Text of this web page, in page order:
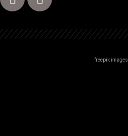
freepik images